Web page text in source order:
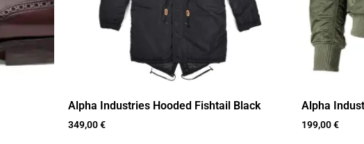
Alpha Industries Hooded Fishtail Black
349,00€
Alpha
199,00€